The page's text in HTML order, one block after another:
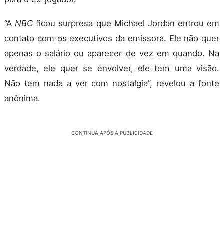
“A NBC ficou surpresa que Michael Jordan entrou em
contato com os executivos da emissora. Ele não quer
apenas o salário ou aparecer de vez em quando. Na
verdade, ele quer se envolver, ele tem uma visão.
Não tem nada a ver com nostalgia”, revelou a fonte
anônima.
CONTINUA APÓS A PUBLICIDADE